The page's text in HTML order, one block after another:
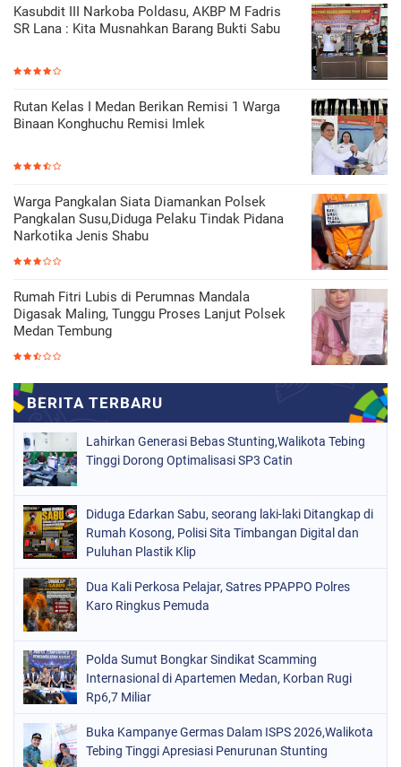
Kasubdit III Narkoba Poldasu, AKBP M Fadris
SR Lana : Kita Musnahkan Barang Bukti Sabu
Rutan Kelas I Medan Berikan Remisi 1 Warga
Binaan Konghuchu Remisi Imlek
Warga Pangkalan Siata Diamankan Polsek
Pangkalan Susu,Diduga Pelaku Tindak Pidana
Narkotika Jenis Shabu
Rumah Fitri Lubis di Perumnas Mandala
Digasak Maling, Tunggu Proses Lanjut Polsek
Medan Tembung
Lahirkan Generasi Bebas Stunting,Walikota Tebing
Tinggi Dorong Optimalisasi SP3 Catin
Diduga Edarkan Sabu, seorang laki-laki Ditangkap di
Rumah Kosong, Polisi Sita Timbangan Digital dan
Puluhan Plastik Klip
Dua Kali Perkosa Pelajar, Satres PPAPPO Polres
Karo Ringkus Pemuda
Polda Sumut Bongkar Sindikat Scamming
Internasional di Apartemen Medan, Korban Rugi
Rp6,7 Miliar
Buka Kampanye Germas Dalam ISPS 2026,Walikota
Tebing Tinggi Apresiasi Penurunan Stunting